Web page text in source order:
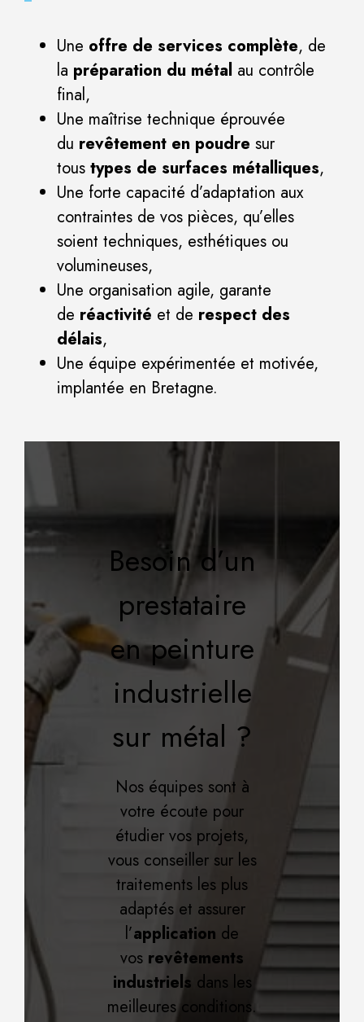
Une offre de services complète, de
la préparation du métal au contrôle
final,
Une maîtrise technique éprouvée
du revêtement en poudre sur
tous types de surfaces métalliques,
Une forte capacité d’adaptation aux
contraintes de vos pièces, qu’elles
soient techniques, esthétiques ou
volumineuses,
Une organisation agile, garante
de réactivité et de respect des
délais,
Une équipe expérimentée et motivée,
implantée en Bretagne.
Besoin d’un
prestataire
en peinture
industrielle
sur métal ?
Nos équipes sont à
votre écoute pour
étudier vos projets,
vous conseiller sur les
traitements les plus
adaptés et assurer
l’application de
vos revêtements
industriels dans les
meilleures conditions.